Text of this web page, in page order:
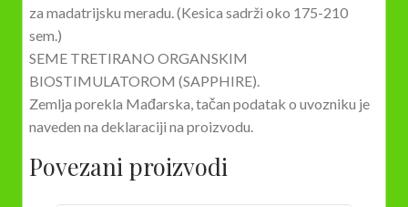
za madatrijsku meradu. (Kesica sadrži oko 175-210
sem.)
SEME TRETIRANO ORGANSKIM
BIOSTIMULATOROM (SAPPHIRE).
Zemlja porekla Mađarska, tačan podatak o uvozniku je
naveden na deklaraciji na proizvodu.
Povezani proizvodi